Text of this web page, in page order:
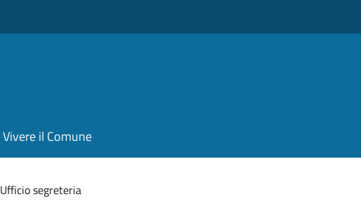
Vivere il Comune
Ufficio segreteria